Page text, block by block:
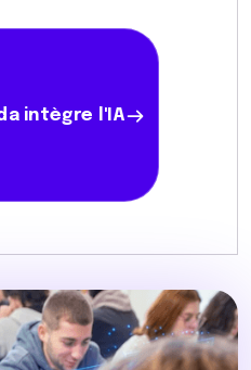
intègre l'IA